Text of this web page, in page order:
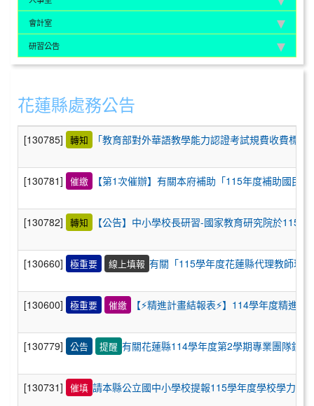
會計室
研習公告
花蓮縣處務公告
[130785] 轉知 「教育部對外華語教學能力認證考試規費收費標
[130781] 催繳 【第1次催辦】有關本府補助「115年度補助國民
[130782] 轉知 【公告】中小學校長研習-國家教育研究院於115
[130660] 極重要 線上填報 有關「115學年度花蓮縣代理教師現
[130600] 極重要 催繳 【⚡精進計畫結報表⚡】114學年度精進
[130779] 公告 提醒 有關花蓮縣114學年度第2學期專業團隊鐘
[130731] 催填 請本縣公立國中小學校提報115學年度學校學力提